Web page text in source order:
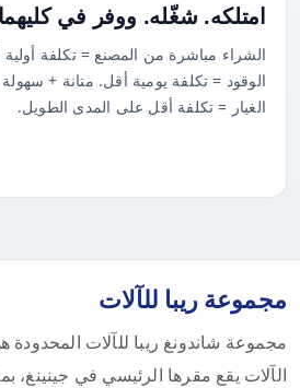
امتلكه. شغّله. ووفر في
الشراء مباشرة من المصنع = تكلفة
الوقود = تكلفة يومية أقل. متانة +
الغيار = تكلفة أقل على المدى الطويل.
مجموعة ريبا للآلات
مجموعة شاندونغ ريبا للآلات
الآلات يقع مقرها الرئيسي في جينينغ،